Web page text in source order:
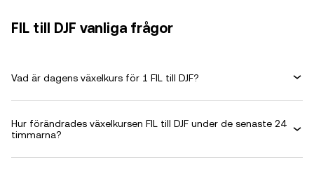
FIL till DJF vanliga frågor
Vad är dagens växelkurs för 1 FIL till DJF?
Hur förändrades växelkursen FIL till DJF under de senaste 24
timmarna?